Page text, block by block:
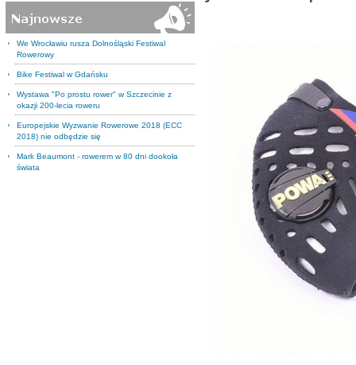
We Wrocławiu rusza Dolnośląski Festiwal
Rowerowy
Bike Festiwal w Gdańsku
Wystawa "Po prostu rower" w Szczecinie z
okazji 200-lecia roweru
Europejskie Wyzwanie Rowerowe 2018 (ECC
2018) nie odbędzie się
Mark Beaumont - rowerem w 80 dni dookoła
świata